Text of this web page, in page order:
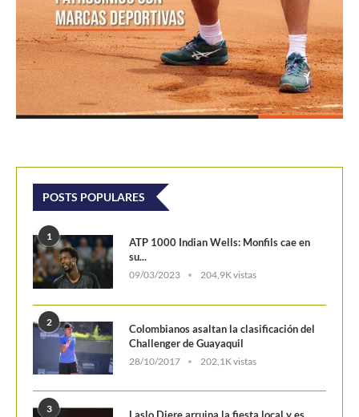
POSTS POPULARES
1
ATP 1000 Indian Wells: Monfils cae en
su...
2
Colombianos asaltan la clasificación del
Challenger de Guayaquil